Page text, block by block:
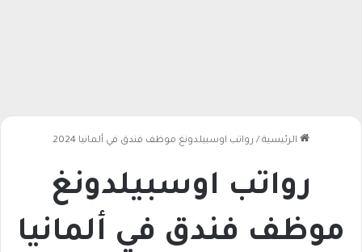
الرئيسية / رواتب اوسبيلدونغ موظف فندق في ألمانيا 2024
رواتب اوسبيلدونغ
موظف فندق في ألمانيا